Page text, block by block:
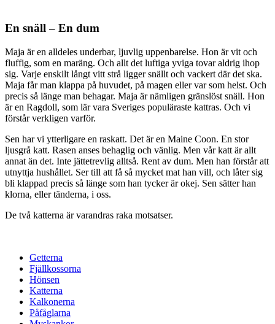
En snäll – En dum
Maja är en alldeles underbar, ljuvlig uppenbarelse. Hon är vit och
fluffig, som en maräng. Och allt det luftiga yviga tovar aldrig ihop
sig. Varje enskilt långt vitt strå ligger snällt och vackert där det ska.
Maja får man klappa på huvudet, på magen eller var som helst. Och
precis så länge man behagar. Maja är nämligen gränslöst snäll. Hon
är en Ragdoll, som lär vara Sveriges populäraste kattras. Och vi
förstår verkligen varför.
Sen har vi ytterligare en raskatt. Det är en Maine Coon. En stor
ljusgrå katt. Rasen anses behaglig och vänlig. Men vår katt är allt
annat än det. Inte jättetrevlig alltså. Rent av dum. Men han förstår att
utnyttja hushållet. Ser till att få så mycket mat han vill, och låter sig
bli klappad precis så länge som han tycker är okej. Sen sätter han
klorna, eller tänderna, i oss.
De två katterna är varandras raka motsatser.
Getterna
Fjällkossorna
Hönsen
Katterna
Kalkonerna
Påfåglarna